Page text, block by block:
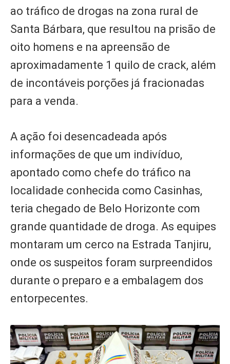
ao tráfico de drogas na zona rural de
Santa Bárbara, que resultou na prisão de
oito homens e na apreensão de
aproximadamente 1 quilo de crack, além
de incontáveis porções já fracionadas
para a venda.
A ação foi desencadeada após
informações de que um indivíduo,
apontado como chefe do tráfico na
localidade conhecida como Casinhas,
teria chegado de Belo Horizonte com
grande quantidade de droga. As equipes
montaram um cerco na Estrada Tanjiru,
onde os suspeitos foram surpreendidos
durante o preparo e a embalagem dos
entorpecentes.